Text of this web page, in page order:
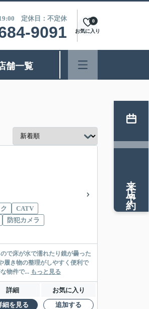
定休日：不定休
9091 お気に入り
0
舗一覧
CATV
防犯カメラ
で床が水で濡れたり鏡が曇った
履き物の整理がしやすく便利で
物件で... もっと見る
詳細
お気に入り
細を見る 追加する
来店予約